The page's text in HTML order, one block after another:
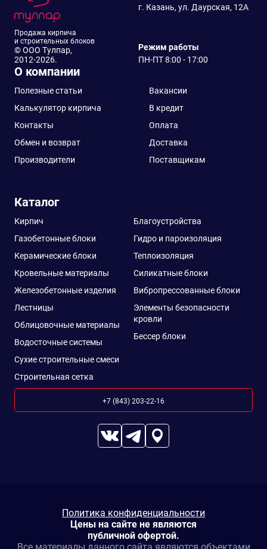
Продажа кирпича
и строительных блоков
© ООО Тулпар,
2012-2026.
г. Казань, ул. Даурская, 12А
Режим работы
ПН-ПТ 8:00 - 17:00
О компании
Полезные статьи
Вакансии
Калькулятор кирпича
В кредит
Контакты
Оплата
Обмен и возврат
Доставка
Производители
Поставщикам
Каталог
Кирпич
Газобетонные блоки
Керамические блоки
Кровельные материалы
Железобетонные изделия
Лестницы
Облицовочные материалы
Водосточные системы
Сухие строительные смеси
Строительная сетка
Благоустройства
Гидро и пароизоляция
Теплоизоляция
Силикатные блоки
Вибропрессованные блоки
Элементы безопасности
кровли
Бессер блоки
+7 (843) 203-22-16
Цены на сайте не являются
публичной офертой.
Политика конфиденциальности